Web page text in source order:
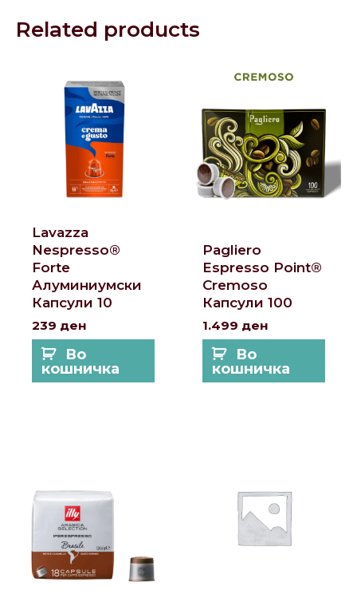
Related products
Lavazza
Nespresso®
Forte
Алуминиумски
Капсули 10
239 ден
Во
кошничка
Pagliero
Espresso Point®
Cremoso
Капсули 100
1.499 ден
Во
кошничка